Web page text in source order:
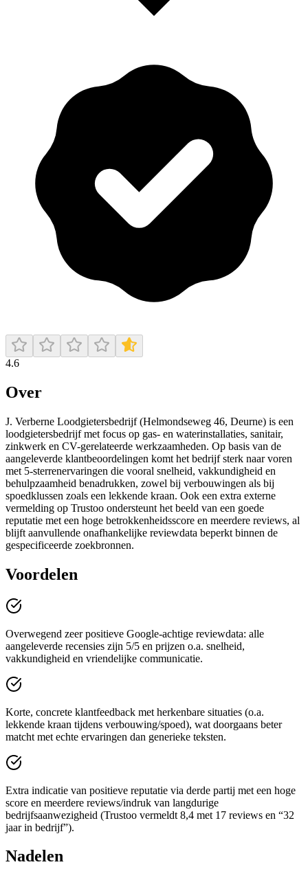
4.6
Over
J. Verberne Loodgietersbedrijf (Helmondseweg 46, Deurne) is een
loodgietersbedrijf met focus op gas- en waterinstallaties, sanitair,
zinkwerk en CV-gerelateerde werkzaamheden. Op basis van de
aangeleverde klantbeoordelingen komt het bedrijf sterk naar voren
met 5-sterrenervaringen die vooral snelheid, vakkundigheid en
behulpzaamheid benadrukken, zowel bij verbouwingen als bij
spoedklussen zoals een lekkende kraan. Ook een extra externe
vermelding op Trustoo ondersteunt het beeld van een goede
reputatie met een hoge betrokkenheidsscore en meerdere reviews, al
blijft aanvullende onafhankelijke reviewdata beperkt binnen de
gespecificeerde zoekbronnen.
Voordelen
Overwegend zeer positieve Google-achtige reviewdata: alle
aangeleverde recensies zijn 5/5 en prijzen o.a. snelheid,
vakkundigheid en vriendelijke communicatie.
Korte, concrete klantfeedback met herkenbare situaties (o.a.
lekkende kraan tijdens verbouwing/spoed), wat doorgaans beter
matcht met echte ervaringen dan generieke teksten.
Extra indicatie van positieve reputatie via derde partij met een hoge
score en meerdere reviews/indruk van langdurige
bedrijfsaanwezigheid (Trustoo vermeldt 8,4 met 17 reviews en “32
jaar in bedrijf”).
Nadelen